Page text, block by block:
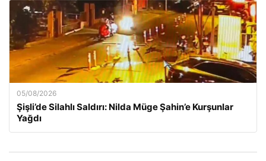
05/08/2026
Şişli’de Silahlı Saldırı: Nilda Müge Şahin’e Kurşunlar
Yağdı